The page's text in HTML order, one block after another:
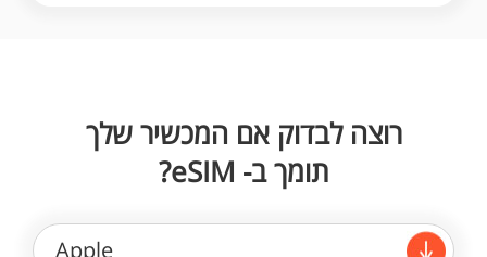
רוצה לבדוק אם המכשיר שלך
תומך ב- eSIM?
Apple